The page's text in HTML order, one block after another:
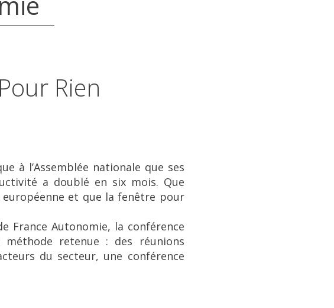
Rien
à l’Assemblée nationale que ses
a doublé en six mois. Que
européenne et que la fenêtre pour
France Autonomie, la conférence
retenue : des réunions
du secteur, une conférence